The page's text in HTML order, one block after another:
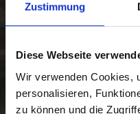
Zustimmung
Diese Webseite
Wir verwenden Cookies,
personalisieren,
zu können und die